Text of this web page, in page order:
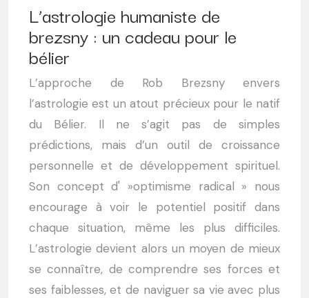
L’astrologie humaniste de
brezsny : un cadeau pour le
bélier
L’approche de Rob Brezsny envers
l’astrologie est un atout précieux pour le natif
du Bélier. Il ne s’agit pas de simples
prédictions, mais d’un outil de croissance
personnelle et de développement spirituel.
Son concept d' »optimisme radical » nous
encourage à voir le potentiel positif dans
chaque situation, même les plus difficiles.
L’astrologie devient alors un moyen de mieux
se connaître, de comprendre ses forces et
ses faiblesses, et de naviguer sa vie avec plus